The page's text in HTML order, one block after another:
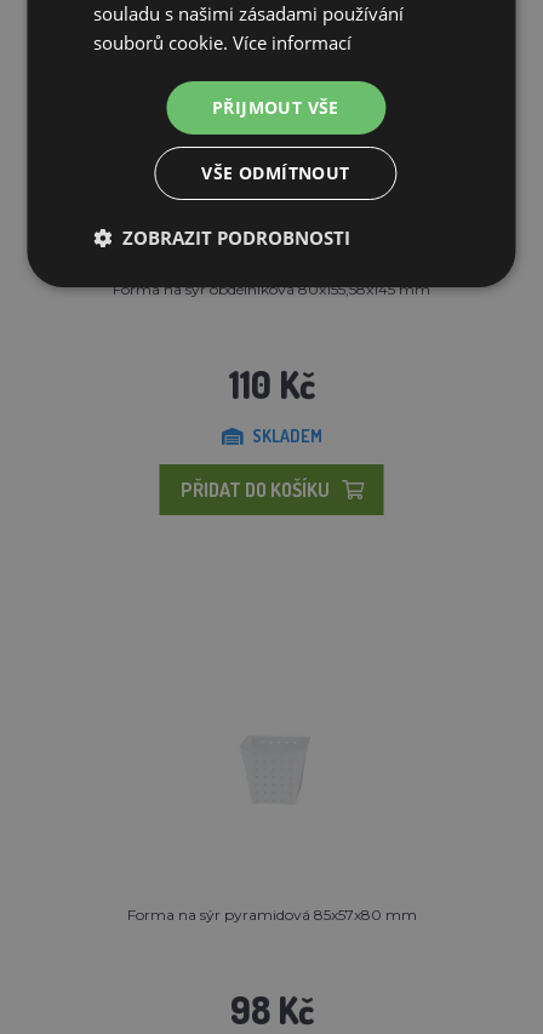
Forma na sýr obdélníková 80x155,58x145 mm
110 Kč
SKLADEM
PŘIDAT DO KOŠÍKU
Forma na sýr pyramidová 85x57x80 mm
98 Kč
souladu s našimi zásadami používání
souborů cookie.Více informací
PŘIJMOUT VŠE
VŠE ODMÍTNOUT
ZOBRAZIT PODROBNOSTI